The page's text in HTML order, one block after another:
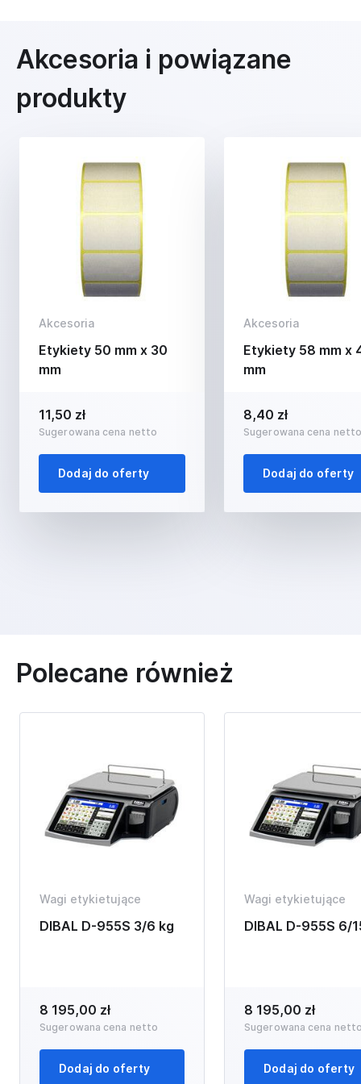
Akcesoria i powiązane
produkty
Akcesoria
Etykiety 50 mm x 30
mm
11,50 zł
Sugerowana cena netto
Dodaj do oferty
Akcesoria
Etykiety 58 mm x
mm
8,40 zł
Sugerowana cena
Dodaj do oferty
Polecane również
Wagi etykietujące
DIBAL D-955S 3/6 kg
8 195,00 zł
Sugerowana cena netto
Dodaj do oferty
Wagi etykietujące
DIBAL D-955S 6/
8 195,00 zł
Sugerowana cena
Dodaj do oferty